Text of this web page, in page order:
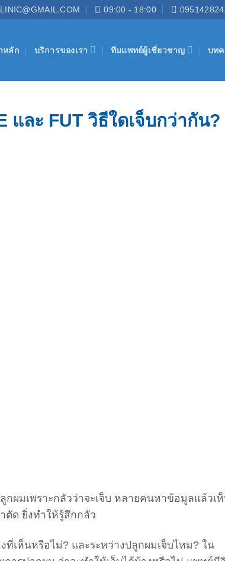
09:00 - 18:00
หลัก บริการของเรา ทีมแพทย์ผู้เชี่ยวชาญ บท
และ FUT วิธีใดเจ็บกว่ากัน?
ผมเพราะกลัวว่าจะเจ็บ หลายคนหาข้อมูลแล้วเ
ตัด ยิ่งทำให้รู้สึกกลัว
เห็นหรือไม่? และระหว่างปลูกผมเจ็บไหม? ใน